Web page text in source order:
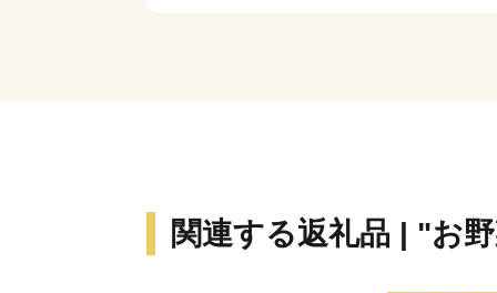
関連する返礼品 | "お